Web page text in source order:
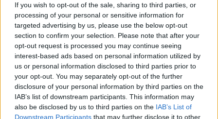
If you wish to opt-out of the sale, sharing to third parties, or
processing of your personal or sensitive information for
targeted advertising by us, please use the below opt-out
section to confirm your selection. Please note that after your
opt-out request is processed you may continue seeing
interest-based ads based on personal information utilized by
us or personal information disclosed to third parties prior to
your opt-out. You may separately opt-out of the further
disclosure of your personal information by third parties on the
IAB’s list of downstream participants. This information may
also be disclosed by us to third parties on the IAB’s List of
Downstream Participants that may further disclose it to other
Megbocsáthatatlan bűnök 1.rész
Szent Genovéva, a túlélő Franciaország
jelképe
Minka 12. rész